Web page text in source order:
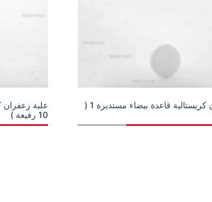
علبة زعفران كريستالية قاعدة بيضاء مستديرة 1 (
10 رفيعة )